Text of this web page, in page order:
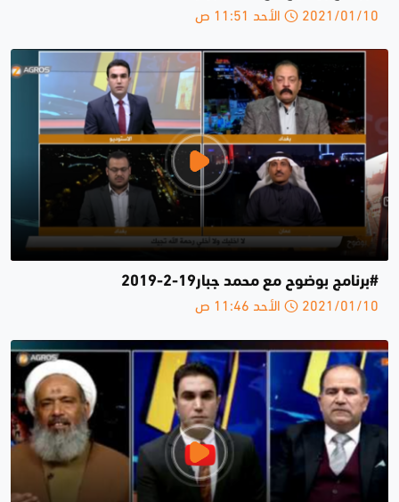
2021/01/10 الأحد 11:51 ص
#برنامج بوضوح مع محمد جبار19-2-2019
2021/01/10 الأحد 11:46 ص